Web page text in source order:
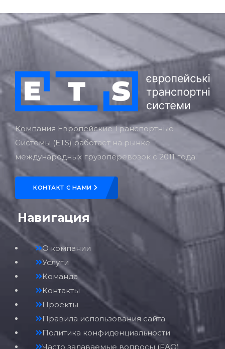
Компания Европейские Транспортные
Системы (ETS) работает на рынке
международных грузоперевозок с 2011 года.
КОНТАКТ С НАМИ
Навигация
О компании
Услуги
Команда
Контакты
Проекты
Правила использования сайта
Политика конфиденциальности
Часто задаваемые вопросы (FAQ)